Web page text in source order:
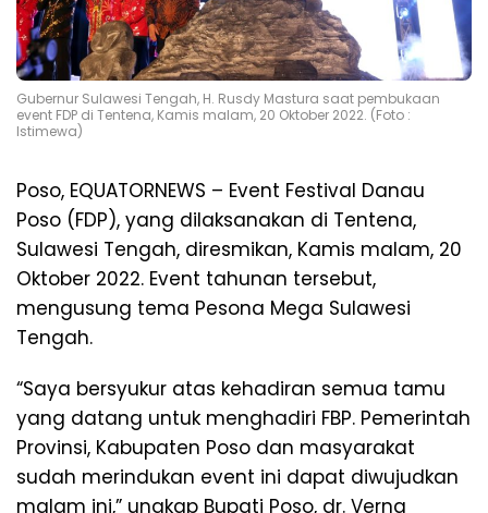
Gubernur Sulawesi Tengah, H. Rusdy Mastura saat pembukaan
event FDP di Tentena, Kamis malam, 20 Oktober 2022. (Foto :
Istimewa)
Poso, EQUATORNEWS – Event Festival Danau
Poso (FDP), yang dilaksanakan di Tentena,
Sulawesi Tengah, diresmikan, Kamis malam, 20
Oktober 2022. Event tahunan tersebut,
mengusung tema Pesona Mega Sulawesi
Tengah.
“Saya bersyukur atas kehadiran semua tamu
yang datang untuk menghadiri FBP. Pemerintah
Provinsi, Kabupaten Poso dan masyarakat
sudah merindukan event ini dapat diwujudkan
malam ini,” ungkap Bupati Poso, dr. Verna